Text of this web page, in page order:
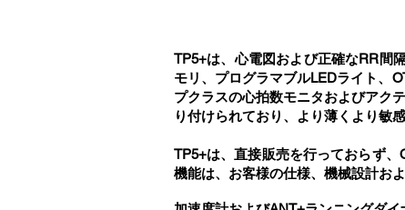
TP5+は、心電図および正確なRR間
モリ、プログラマブルLEDライト、
プクラスの心拍数モニタおよびアク
り付けられており、より薄くより敏
TP5+は、直接販売を行っておらず
機能は、お客様の仕様、機械設計お